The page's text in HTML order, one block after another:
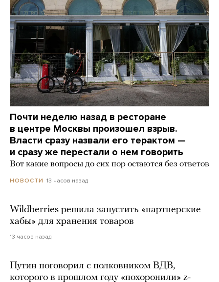
Почти неделю назад в ресторане
в центре Москвы произошел взрыв.
Власти сразу назвали его терактом —
и сразу же перестали о нем говорить
Вот какие вопросы до сих пор остаются без ответов
НОВОСТИ 13 часов назад
Wildberries решила запустить «партнерские
хабы» для хранения товаров
13 часов назад
Путин поговорил с полковником ВДВ,
которого в прошлом году «похоронили» z-